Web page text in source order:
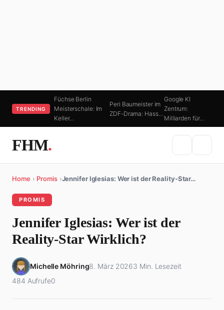
TRENDING
Füchse Berlin
Meisterschale: Im
Keller…
Peri Baumeister im
ZDF-Drama: Hass…
Google KI
Zentrum:
Milliarden für…
FHM.
Home › Promis ›Jennifer Iglesias: Wer ist der Reality-Star…
PROMIS
Jennifer Iglesias: Wer ist der
Reality-Star Wirklich?
Michelle Möhring8. März 20263 Min. Lesezeit
484 Aufrufe0